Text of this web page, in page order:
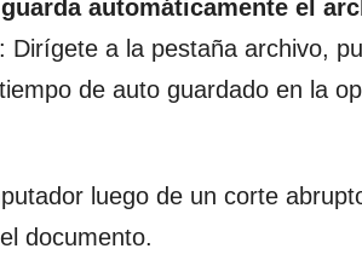
automáticamente el
a la pestaña archivo,
de auto guardado en la
luego de un corte
documento.